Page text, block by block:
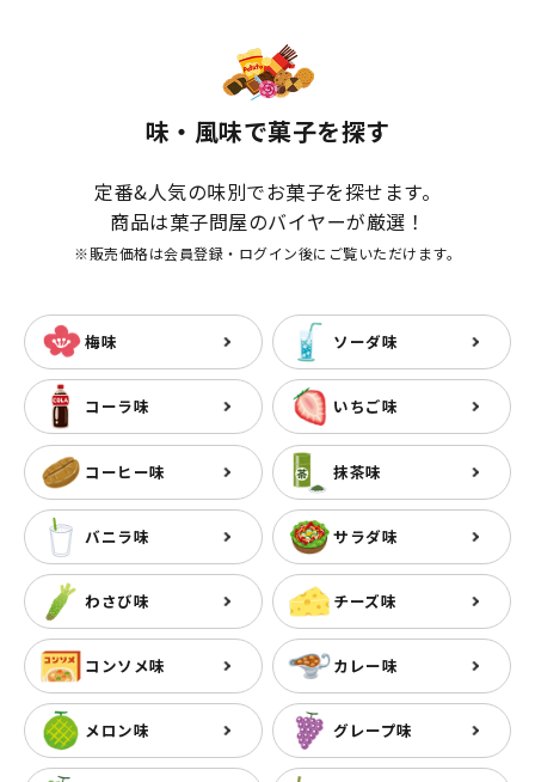
味・風味で菓子を探す
定番&人気の味別でお菓子を探せます。
商品は菓子問屋のバイヤーが厳選！
※販売価格は会員登録・ログイン後にご覧いただけます。
梅味 ソーダ味
コーラ味 いちご味
コーヒー味 抹茶味
バニラ味 サラダ味
わさび味 チーズ味
コンソメ味 カレー味
メロン味 グレープ味